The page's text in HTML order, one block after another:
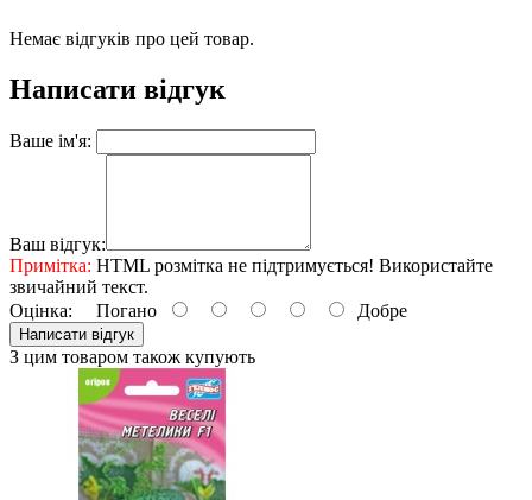
Немає відгуків про цей товар.
Написати відгук
Ваше ім'я:
Ваш відгук:
Примітка: HTML розмітка не підтримується! Використайте
звичайний текст.
Оцінка: Погано Добре
Написати відгук
З цим товаром також купують